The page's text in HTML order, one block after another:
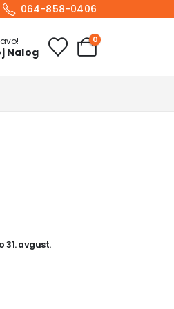
064-858-0406
Nalog
0
31. avgust.